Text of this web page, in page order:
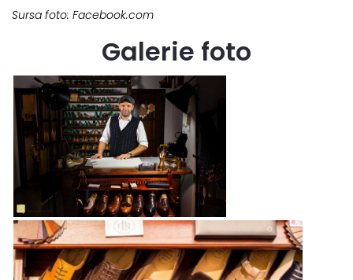
Sursa foto: Facebook.com
Galerie foto